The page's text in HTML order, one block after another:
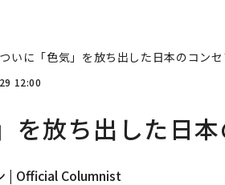
ついに「色気」を放ち出した日本のコン
12:00
を放ち出した日
| Official Columnist